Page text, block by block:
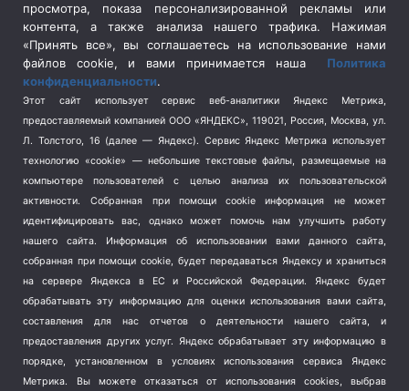
Социальная политика
(3)
Спецоперация в Украине
Спецоперация на Украине
(404)
Спорт (740)
Терроризм (1)
Транспорт (262)
Туризм (178)
Флот (76)
Школа и спорт (2)
Экология (8)
Экономика (1172)
просмотра, показа персонализированной рекламы или
контента, а также анализа нашего трафика. Нажимая
«Принять все», вы соглашаетесь на использование нами
файлов cookie, и вами принимается наша Политика
конфиденциальности.
Этот сайт использует сервис веб-аналитики Яндекс Метрика,
предоставляемый компанией ООО «ЯНДЕКС», 119021, Россия, Москва, ул.
Л. Толстого, 16 (далее — Яндекс). Сервис Яндекс Метрика использует
технологию «cookie» — небольшие текстовые файлы, размещаемые на
компьютере пользователей с целью анализа их пользовательской
активности.
Собранная при помощи cookie информация не может
идентифицировать вас, однако может помочь нам улучшить работу
нашего сайта. Информация об использовании вами данного сайта,
собранная при помощи cookie, будет передаваться Яндексу и храниться
на сервере Яндекса в ЕС и Российской Федерации. Яндекс будет
обрабатывать эту информацию для оценки использования вами сайта,
составления для нас отчетов о деятельности нашего сайта, и
предоставления других услуг. Яндекс обрабатывает эту информацию в
порядке, установленном в условиях использования сервиса Яндекс
Метрика.
Вы можете отказаться от использования cookies, выбрав